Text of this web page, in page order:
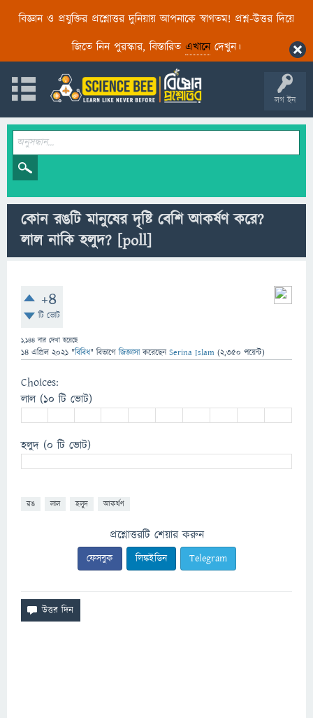
বিজ্ঞান ও প্রযুক্তির প্রশ্নোত্তর দুনিয়ায় আপনাকে স্বাগতম! প্রশ্ন-উত্তর দিয়ে
জিতে নিন পুরস্কার, বিস্তারিত এখানেদেখুন।
লগ ইন
কোন রঙটি মানুষের দৃষ্টি বেশি আকর্ষণ করে?
লাল নাকি হলুদ? [poll]
+4
টি ভোট
1,144 বার দেখা হয়েছে
14 এপ্রিল 2021 "বিবিধ" বিভাগে জিজ্ঞাসাকরেছেনSerina Islam (2,350 পয়েন্ট)
Choices:
লাল(10 টি ভোট)
হলুদ (0 টি ভোট)
রঙ লাল হলুদ আকর্ষণ
প্রশ্নোত্তরটি শেয়ার করুন
ফেসবুক লিঙ্কইডিন Telegram